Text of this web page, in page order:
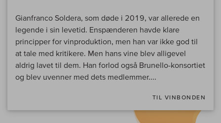
Gianfranco Soldera, som døde i 2019, var allerede en
legende i sin levetid. Enspænderen havde klare
principper for vinproduktion, men han var ikke god til
at tale med kritikere. Men hans vine blev alligevel
aldrig lavet til dem. Han forlod også Brunello-konsortiet
og blev uvenner med dets medlemmer....
TIL VINBONDEN